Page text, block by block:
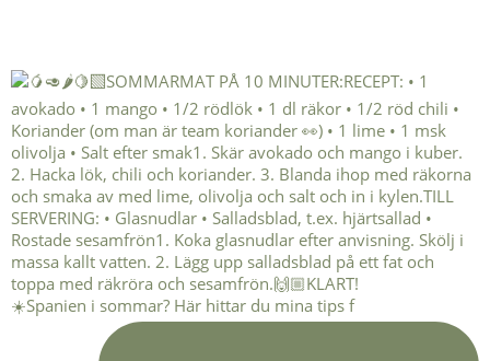
☀️Spanien i sommar? Här hittar du mina tips f